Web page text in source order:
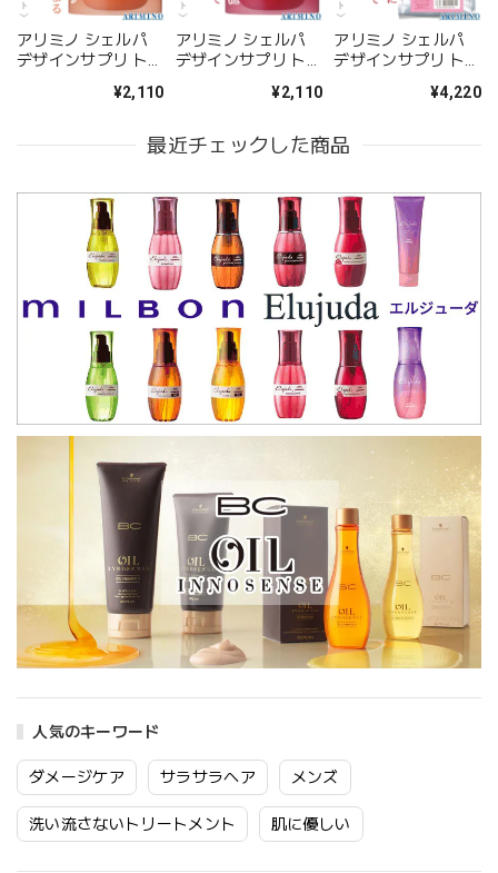
人気のキーワード
ダメージケア サラサラヘア メンズ
洗い流さないトリートメント 肌に優しい
アリミノ シェルパ
デザインサプリ トリ
¥2,110
アリミノ シェルパ
デザインサプリ トリ
¥2,110
アリミノ シェルパ
デザインサプリ トリ
1000ml（レフィ¥4,220
最近チェックした商品